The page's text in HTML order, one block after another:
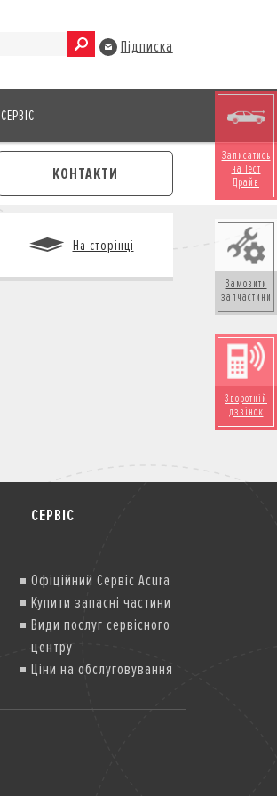
Підписка
СЕРВІС
КОНТАКТИ
Записатись
на Тест
Драйв
Замовити
запчастини
Зворотній
дзвінок
На сторінці
СЕРВІС
Офіційний Сервіс Acura
Купити запасні частини
Види послуг сервісного
центру
Ціни на обслуговування
діагностика